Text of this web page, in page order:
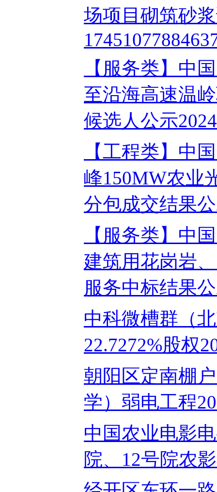
场项目砌筑砂
【服务类】中
至沿海高速温
候选人公示
【工程类】中
峰150MW农业
分包成交结果
【服务类】中
建筑用花岗岩
服务中标结果
中科微槽群（
22.7272%股权
朝阳区定南棚
学）弱电工程
中国农业电影
院、12号院农